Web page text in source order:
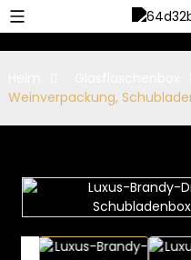
Weinverpackung,